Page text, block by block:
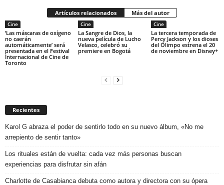
Artículos relacionados Más del autor
Cine
‘Las máscaras de oxígeno
no caerán
automáticamente’ será
presentada en el Festival
Internacional de Cine de
Toronto
Cine
La Sangre de Dios, la
nueva película de Lucho
Velasco, celebró su
premiere en Bogotá
Cine
La tercera temporada de
Percy Jackson y los dioses
del Olimpo estrena el 20
de noviembre en Disney+
Recientes
Karol G abraza el poder de sentirlo todo en su nuevo álbum, «No me
arrepiento de sentir tanto»
Los rituales están de vuelta: cada vez más personas buscan
experiencias para disfrutar sin afán
Charlotte de Casabianca debuta como autora y directora con su ópera